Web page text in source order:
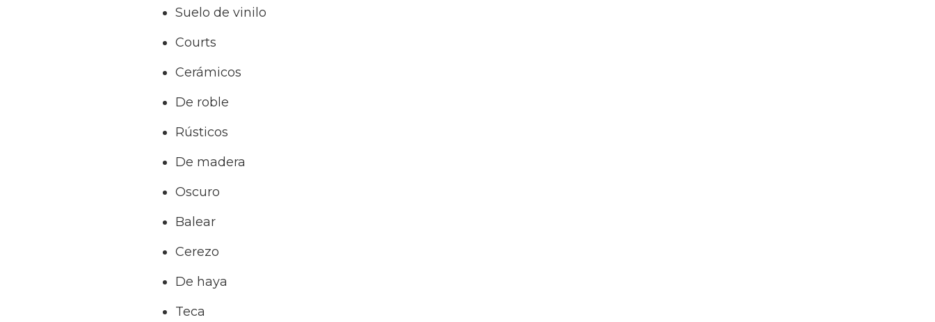
Suelo de vinilo
Courts
Cerámicos
De roble
Rústicos
De madera
Oscuro
Balear
Cerezo
De haya
Teca